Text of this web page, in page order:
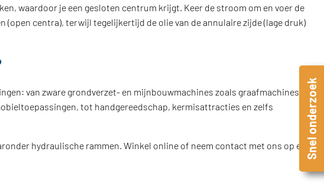
waardoor je een gesloten centrum krijgt. Keer de stroom om en voer de
centra), terwijl tegelijkertijd de olie van de annulaire zijde (lage druk)
van zware grondverzet- en mijnbouwmachines zoals graafmachines
tot handgereedschap, kermisattracties en zelfs
hydraulische rammen. Winkel online of neem contact met ons op en Snel onderzoek